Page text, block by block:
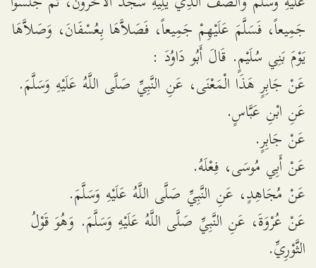
جَمِيعاً، فَسَلَّمَ عَلَيْهِمْ جَمِيعاً، فَصَلاَّهَا بِعُسْفَانَ، وَصَلاَّهَا
يَوْمَ بَنِي سُلَيْمٍ. قَالَ أَبُو دَاوُدَ :
عَنْ جَابِرٍ هَذَا الْمَعْنَى، عَنِ النَّبِيِّ صَلَّى اللَّهُ عَلَيْهِ وَسَلَّمَ.
عَنِ ابْنِ عَبَّاسٍ.
عَنْ جَابِرٍ.
عَنْ أَبِي مُوسَى، فِعْلَهُ.
عَنْ مُجَاهِدٍ، عَنِ النَّبِيِّ صَلَّى اللَّهُ عَلَيْهِ وَسَلَّمَ.
عَنْ عُرْوَةَ، عَنِ النَّبِيِّ صَلَّى اللَّهُ عَلَيْهِ وَسَلَّمَ. وَهُوَ قَوْلُ
الثَّوْرِيِّ.